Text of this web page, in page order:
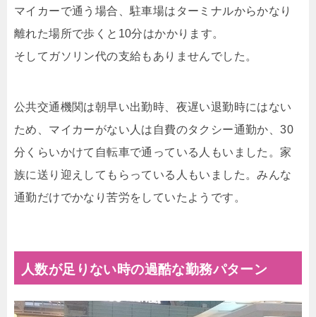
マイカーで通う場合、駐車場はターミナルからかなり
離れた場所で歩くと10分はかかります。
そしてガソリン代の支給もありませんでした。
公共交通機関は朝早い出勤時、夜遅い退勤時にはない
ため、マイカーがない人は自費のタクシー通勤か、30
分くらいかけて自転車で通っている人もいました。家
族に送り迎えしてもらっている人もいました。みんな
通勤だけでかなり苦労をしていたようです。
人数が足りない時の過酷な勤務パターン